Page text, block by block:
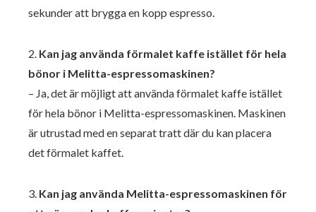
sekunder att brygga en kopp espresso.
2. Kan jag använda förmalet kaffe istället för hela
bönor i Melitta-espressomaskinen?
– Ja, det är möjligt att använda förmalet kaffe istället
för hela bönor i Melitta-espressomaskinen. Maskinen
är utrustad med en separat tratt där du kan placera
det förmalet kaffet.
3. Kan jag använda Melitta-espressomaskinen för